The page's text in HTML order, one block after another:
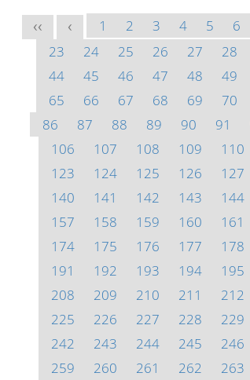
<< < 1 2 3 4 5 6
23
24 25 26 27 28
44
45 46 47 48 49
65
66 67 68 69 70
86
87 88 89 90 91
106
107 108 109 110
123
124 125 126 127
140
141 142 143 144
157
158 159 160 161
174
175 176 177 178
191
192 193 194 195
208
209 210 211 212
225
226 227 228 229
242
243 244 245 246
259
260 261 262 263